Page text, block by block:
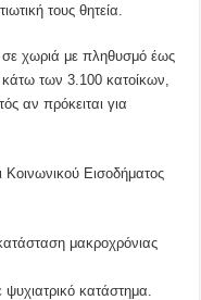
τους θητεία.
σε χωριά με πληθυσμό έως
των 3.100 κατοίκων,
αν πρόκειται για
Κοινωνικού Εισοδήματος
μακροχρόνιας
κατάστημα.